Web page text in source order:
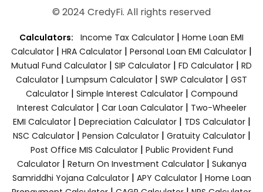
© 2024 CredyFi. All rights reserved
Calculators: Income Tax Calculator | Home Loan EMI
Calculator | HRA Calculator | Personal Loan EMI Calculator |
Mutual Fund Calculator | SIP Calculator | FD Calculator | RD
Calculator | Lumpsum Calculator | SWP Calculator | GST
Calculator| Simple Interest Calculator| Compound
Interest Calculator| Car Loan Calculator| Two-Wheeler
EMI Calculator| Depreciation Calculator| TDS Calculator|
NSC Calculator| Pension Calculator| Gratuity Calculator|
Post Office MIS Calculator| Public Provident Fund
Calculator| Return On Investment Calculator| Sukanya
Samriddhi Yojana Calculator| APY Calculator| Home Loan